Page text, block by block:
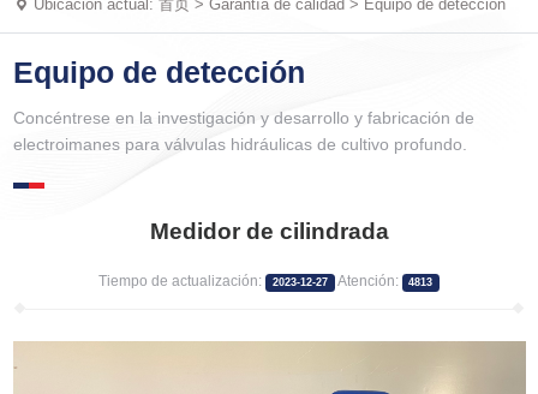
Ubicación actual: 首页 > Garantía de calidad > Equipo de detección
Equipo de detección
Concéntrese en la investigación y desarrollo y fabricación de
electroimanes para válvulas hidráulicas de cultivo profundo.
Medidor de cilindrada
Tiempo de actualización: 2023-12-27 Atención: 4813